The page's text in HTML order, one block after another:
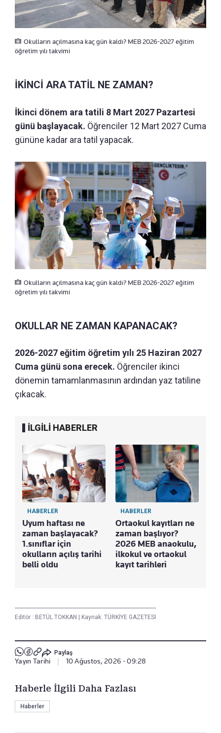
Okulların açılmasına kaç gün kaldı? MEB 2026-2027 eğitim
öğretim yılı takvimi
İKİNCİ ARA TATİL NE ZAMAN?
İkinci dönem ara tatili 8 Mart 2027 Pazartesi
günü başlayacak. Öğrenciler 12 Mart 2027 Cuma
gününe kadar ara tatil yapacak.
Okulların açılmasına kaç gün kaldı? MEB 2026-2027 eğitim
öğretim yılı takvimi
OKULLAR NE ZAMAN KAPANACAK?
2026-2027 eğitim öğretim yılı 25 Haziran 2027
Cuma günü sona erecek. Öğrenciler ikinci
dönemin tamamlanmasının ardından yaz tatiline
çıkacak.
İLGİLİ HABERLER
HABERLER
Uyum haftası ne
zaman başlayacak?
1.sınıflar için
okulların açılış tarihi
belli oldu
HABERLER
Ortaokul kayıtları ne
zaman başlıyor?
2026 MEB anaokulu,
ilkokul ve ortaokul
kayıt tarihleri
Editör : BETÜL TOKKAN Kaynak: TÜRKİYE GAZETESİ
Paylaş
Yayın Tarihi 10 Ağustos, 2026 - 09:28
Haberle İlgili Daha Fazlası
Haberler